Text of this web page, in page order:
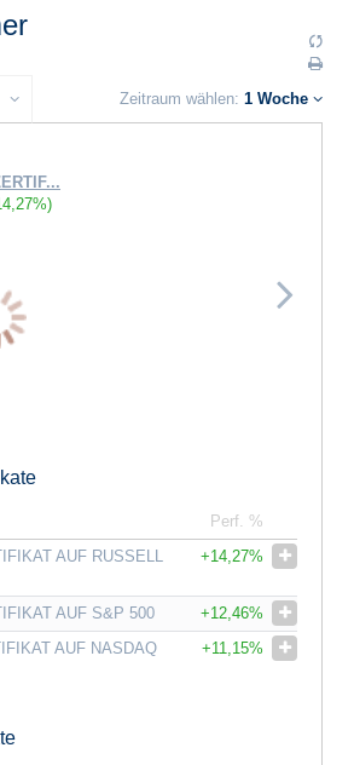
Zeitraum wählen: 1 Woche
Perf. %
AUF RUSSELL
+14,27%
AUF S&P 500
+12,46%
AUF NASDAQ
+11,15%